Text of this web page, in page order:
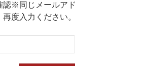
認※同じメールアド
度入力ください。